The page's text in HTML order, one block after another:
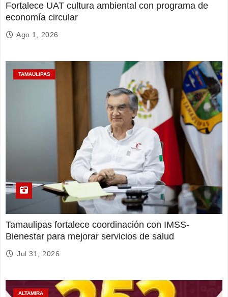
Fortalece UAT cultura ambiental con programa de
economía circular
Ago 1, 2026
TAMAULIPAS
Tamaulipas fortalece coordinación con IMSS-
Bienestar para mejorar servicios de salud
Jul 31, 2026
ALTAMIRA